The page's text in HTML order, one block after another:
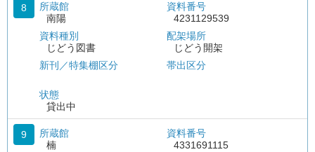
8
所蔵館
南陽
資料種別
じどう図書
新刊／特集棚区分
状態
貸出中
資料番号
4231129539
配架場所
じどう開架
帯出区分
9
所蔵館
楠
資料番号
4331691115